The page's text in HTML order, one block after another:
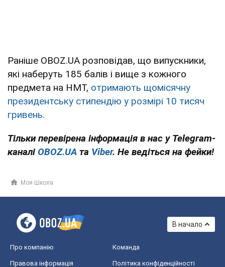
Раніше OBOZ.UA розповідав, що випускники,
які наберуть 185 балів і вище з кожного
предмета на НМТ, отримають щомісячну
президентську стипендію у розмірі 10 тисяч
гривень.
Тільки перевірена інформація в нас у Telegram-
каналі OBOZ.UA та Viber. Не ведіться на фейки!
Моя Школа
В начало
Про компанію Команда
Правова інформація Політика конфіденційності